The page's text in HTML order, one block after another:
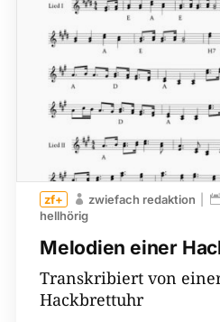
Melodien einer
zwiefach redaktion
hellhörig
Transkribiert von
Hackbrettuhr